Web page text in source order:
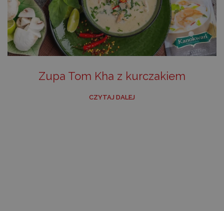
Zupa Tom Kha z kurczakiem
CZYTAJ DALEJ